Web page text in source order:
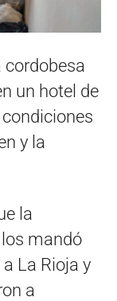
cordobesa
un hotel de
y la
la
mandó
La Rioja y
a